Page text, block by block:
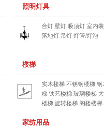
推广之道：400-667-5551
您的位置：------------
照明灯具
台灯 壁灯 吸顶灯 室内
落地灯 吊灯 灯管/灯泡
推广之道：400-667-5551
您的位置：------------
楼梯
实木楼梯 不锈钢楼梯 钢
梯 铁艺楼梯 玻璃楼梯
楼梯 旋转楼梯 阁楼楼梯
推广之道：400-667-5551
家纺用品